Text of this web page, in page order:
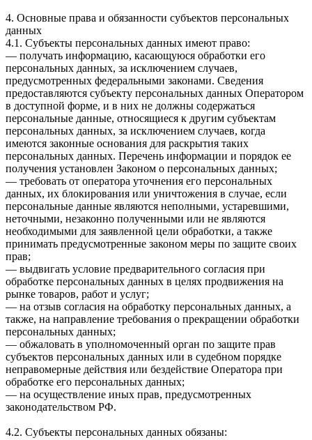
4. Основные права и обязанности субъектов персональных
данных
4.1. Субъекты персональных данных имеют право:
— получать информацию, касающуюся обработки его
персональных данных, за исключением случаев,
предусмотренных федеральными законами. Сведения
предоставляются субъекту персональных данных Оператором
в доступной форме, и в них не должны содержаться
персональные данные, относящиеся к другим субъектам
персональных данных, за исключением случаев, когда
имеются законные основания для раскрытия таких
персональных данных. Перечень информации и порядок ее
получения установлен Законом о персональных данных;
— требовать от оператора уточнения его персональных
данных, их блокирования или уничтожения в случае, если
персональные данные являются неполными, устаревшими,
неточными, незаконно полученными или не являются
необходимыми для заявленной цели обработки, а также
принимать предусмотренные законом меры по защите своих
прав;
— выдвигать условие предварительного согласия при
обработке персональных данных в целях продвижения на
рынке товаров, работ и услуг;
— на отзыв согласия на обработку персональных данных, а
также, на направление требования о прекращении обработки
персональных данных;
— обжаловать в уполномоченный орган по защите прав
субъектов персональных данных или в судебном порядке
неправомерные действия или бездействие Оператора при
обработке его персональных данных;
— на осуществление иных прав, предусмотренных
законодательством РФ.
4.2. Субъекты персональных данных обязаны: